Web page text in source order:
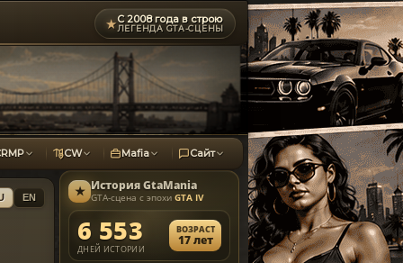
★С 2008 года в строю
ЛЕГЕНДА GTA-СЦЕНЫ
CW Mafia Сайт
EN ★ ИсторияGtaMania
GTA-сцена с эпохи GTA IV
6 553
ДНЕЙ ИСТОРИИ
ВОЗРАСТ
17 лет